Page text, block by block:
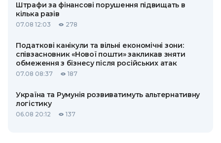
Штрафи за фінансові порушення підвищать в
кілька разів
07.08 12:03 278
Податкові канікули та вільні економічні зони:
співзасновник «Нової пошти» закликав зняти
обмеження з бізнесу після російських атак
07.08 08:37 187
Україна та Румунія розвиватимуть альтернативну
логістику
06.08 20:12 137